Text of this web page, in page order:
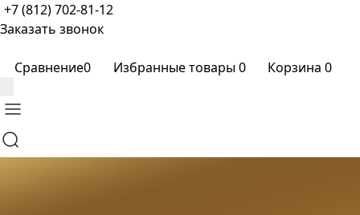
+7 (812) 702-81-12
Заказать звонок
Сравнение0 Избранные товары0 Корзина 0